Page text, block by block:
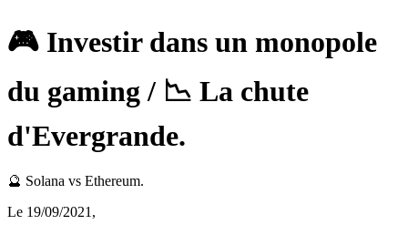
🎮 Investir dans un monopole
du gaming / 📉 La chute
d'Evergrande.
🔮 Solana vs Ethereum.
Le 19/09/2021 ,